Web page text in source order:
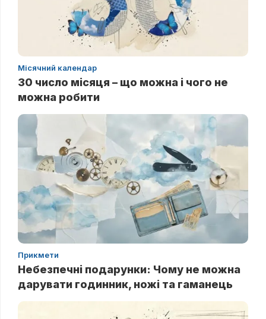
Місячний календар
30 число місяця – що можна і чого не
можна робити
Прикмети
Небезпечні подарунки: Чому не можна
дарувати годинник, ножі та гаманець